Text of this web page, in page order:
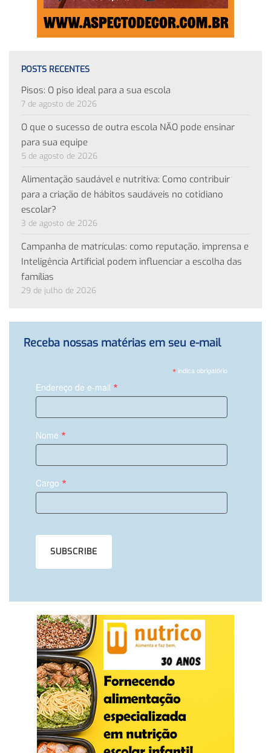
POSTS RECENTES
Pisos: O piso ideal para a sua escola
7 de agosto de 2026
O que o sucesso de outra escola NÃO pode ensinar
para sua equipe
5 de agosto de 2026
Alimentação saudável e nutritiva: Como contribuir
para a criação de hábitos saudáveis no cotidiano
escolar?
3 de agosto de 2026
Campanha de matrículas: como reputação, imprensa e
Inteligência Artificial podem influenciar a escolha das
famílias
29 de julho de 2026
Receba nossas matérias em seu e-mail
*indica obrigatório
Endereço de e-mail *
Nome *
Cargo *